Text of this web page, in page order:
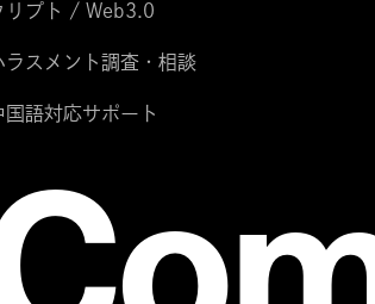
リプト / Web3.0
ラスメント調査・相談
国語対応サポート